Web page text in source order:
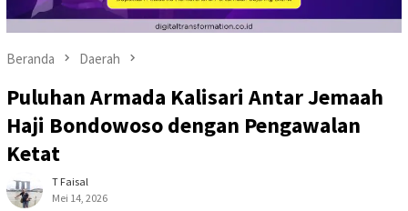
Beranda Daerah
Puluhan Armada Kalisari Antar Jemaah
Haji Bondowoso dengan Pengawalan
Ketat
T Faisal
Mei 14, 2026